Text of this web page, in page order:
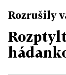
Rozrušily